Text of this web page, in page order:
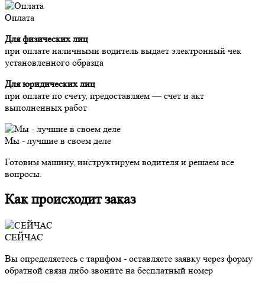
Оплата
Для физических лиц
при оплате наличными водитель выдает электронный чек
установленного образца
Для юридических лиц
при оплате по счету, предоставляем — счет и акт
выполненных работ
Мы - лучшие в своем деле
Готовим машину, инструктируем водителя и решаем все
вопросы.
Как происходит заказ
СЕЙЧАС
Вы определяетесь с тарифом - оставляете заявку через форму
обратной связи либо звоните на бесплатный номер